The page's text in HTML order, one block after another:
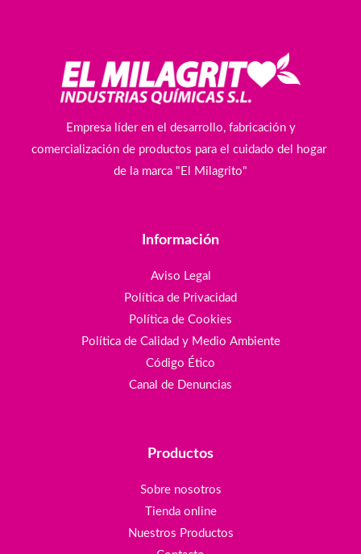
Empresa líder en el desarrollo, fabricación y
comercialización de productos para el cuidado del hogar
de la marca "El Milagrito"
Información
Aviso Legal
Política de Privacidad
Política de Cookies
Política de Calidad y Medio Ambiente
Código Ético
Canal de Denuncias
Productos
Sobre nosotros
Tienda online
Nuestros Productos